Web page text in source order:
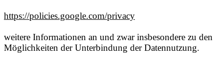
https://policies.google.com/privacy
weitere Informationen an und zwar insbesondere zu den
Möglichkeiten der Unterbindung der Datennutzung.